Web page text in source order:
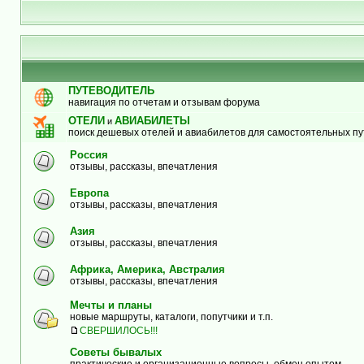
ПУТЕВОДИТЕЛЬ
навигация по отчетам и отзывам форума
ОТЕЛИ и АВИАБИЛЕТЫ
поиск дешевых отелей и авиабилетов для самостоятельных
Россия
отзывы, рассказы, впечатления
Европа
отзывы, рассказы, впечатления
Азия
отзывы, рассказы, впечатления
Африка, Америка, Австралия
отзывы, рассказы, впечатления
Мечты и планы
новые маршруты, каталоги, попутчики и т.п.
СВЕРШИЛОСЬ!!!
Советы бывалых